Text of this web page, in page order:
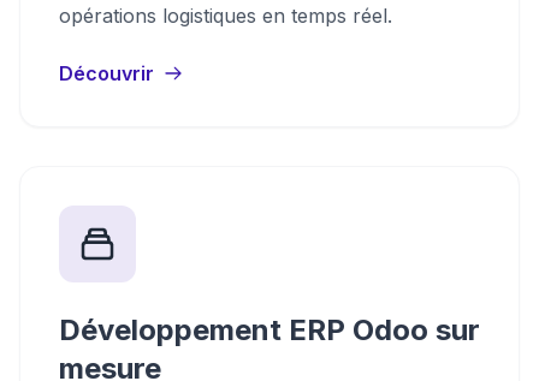
opérations logistiques en temps réel.
Découvrir
Développement ERP Odoo sur
mesure